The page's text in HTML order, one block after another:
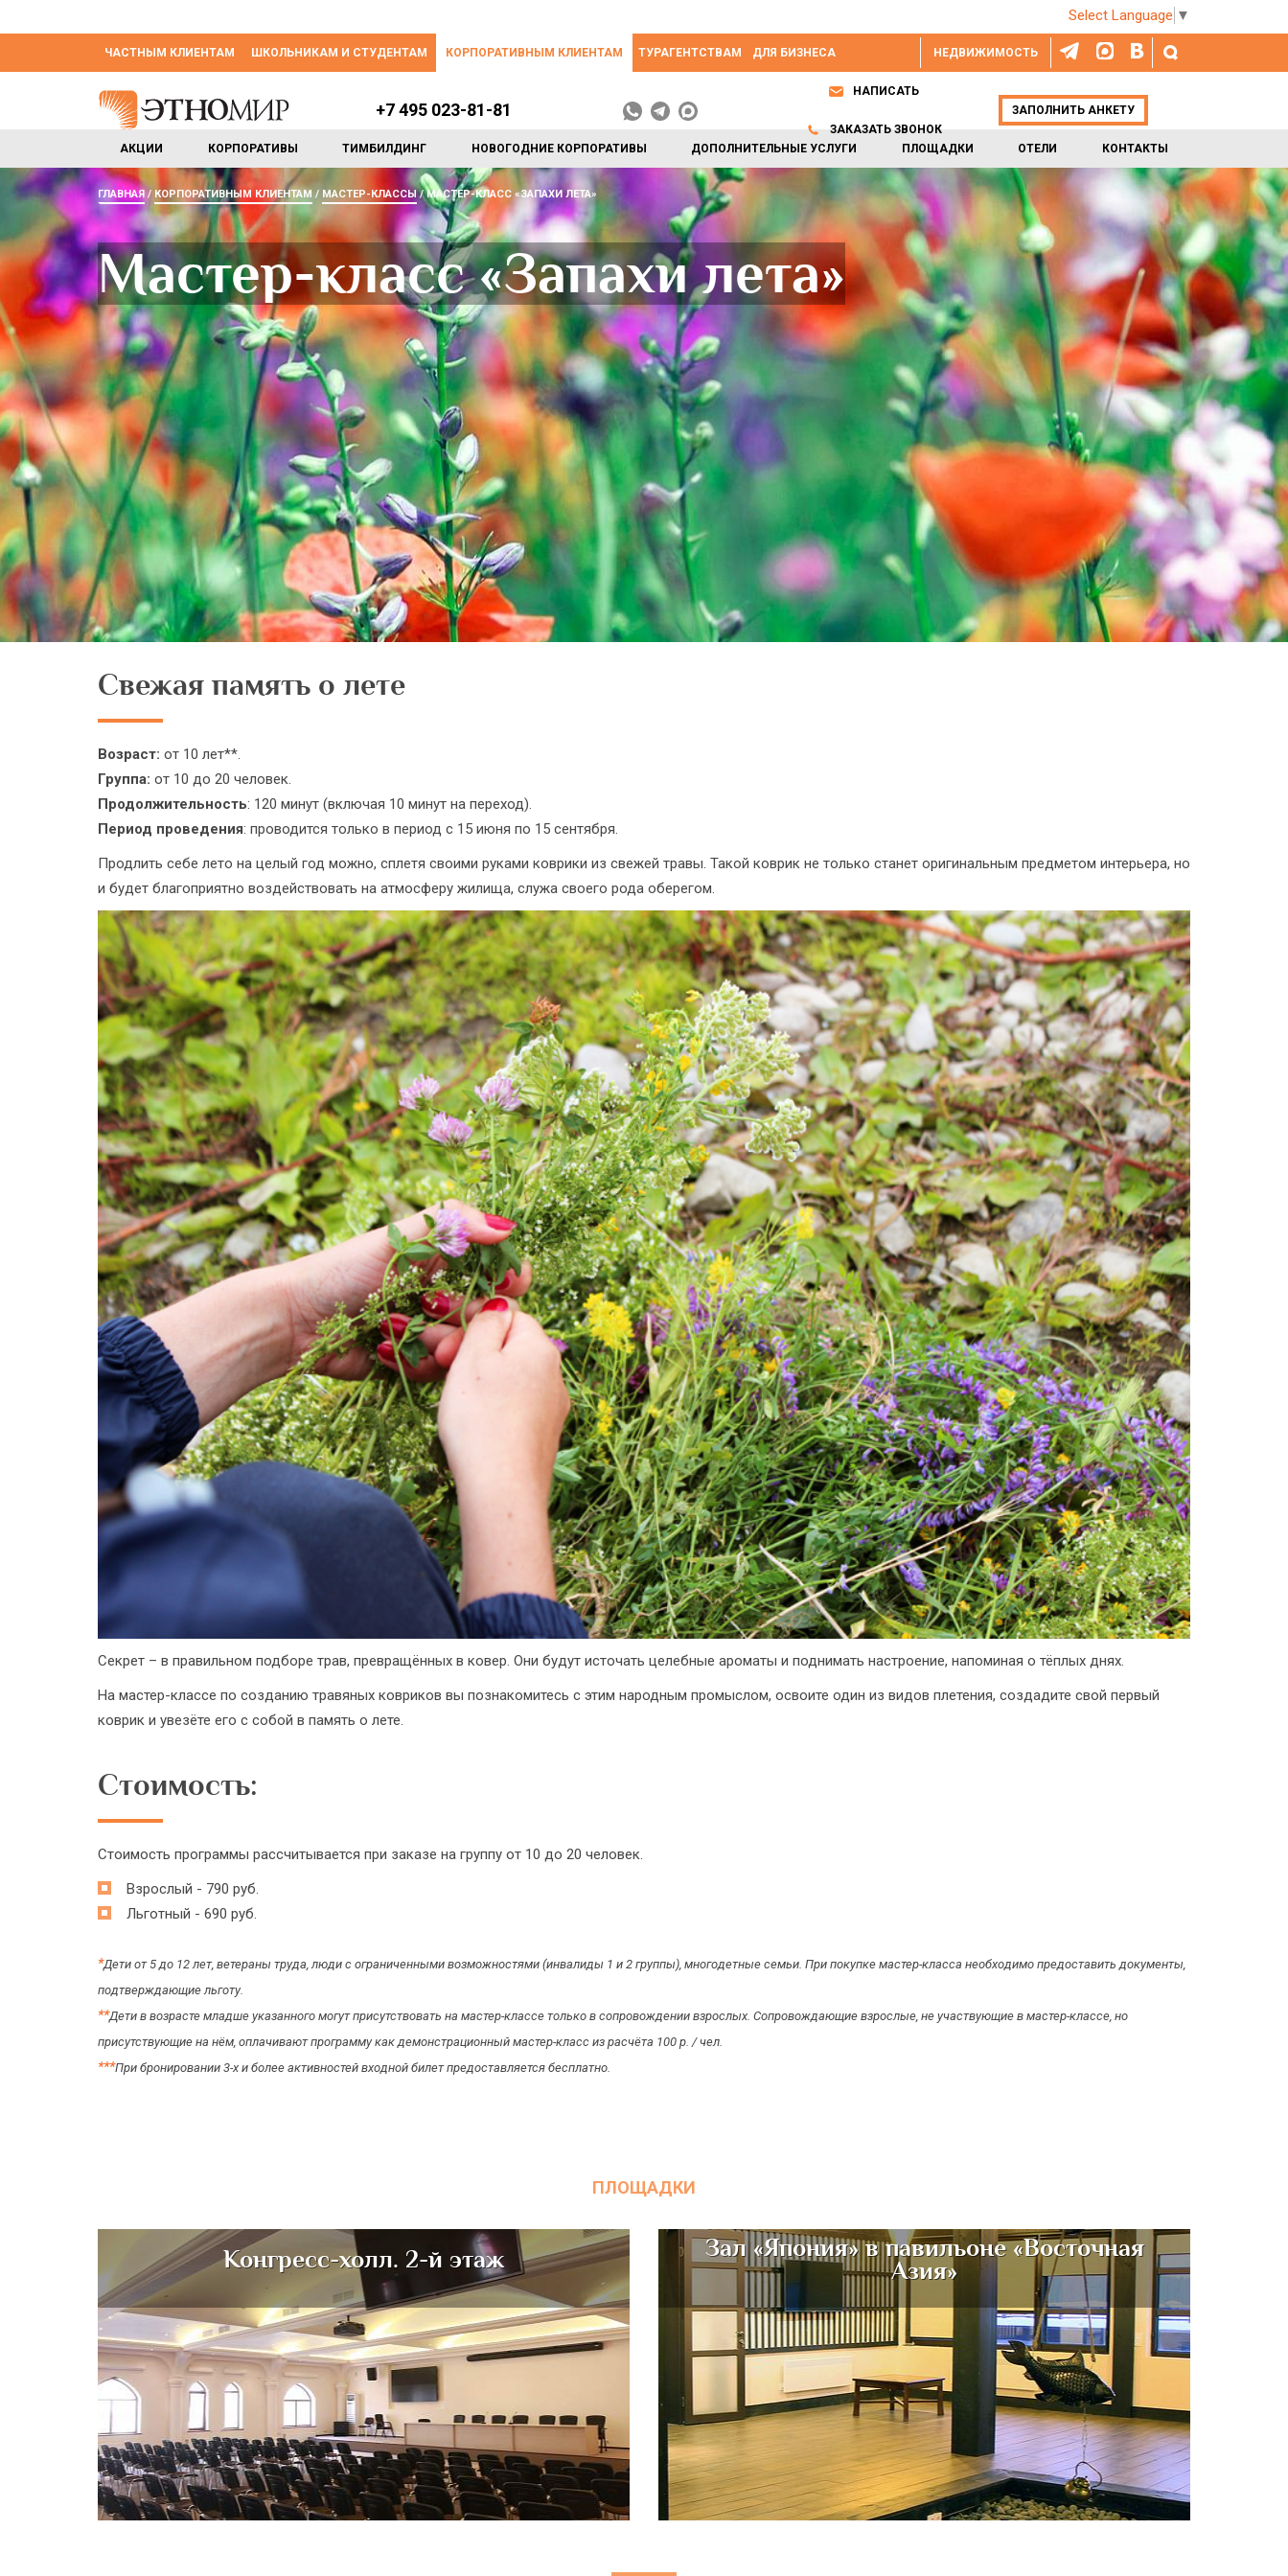
Select Language ▼
НЕДВИЖИМОСТЬ
ЧАСТНЫМ КЛИЕНТАМ ШКОЛЬНИКАМ И СТУДЕНТАМ КОРПОРАТИВНЫМ КЛИЕНТАМ ТУРАГЕНТСТВАМ ДЛЯ БИЗНЕСА
АКЦИИ КОРПОРАТИВЫ ТИМБИЛДИНГ НОВОГОДНИЕ КОРПОРАТИВЫ ДОПОЛНИТЕЛЬНЫЕ УСЛУГИ ПЛОЩАДКИ ОТЕЛИ КОНТАКТЫ
+7 495 023-81-81
НАПИСАТЬ
ЗАКАЗАТЬ ЗВОНОК
ЗАПОЛНИТЬ АНКЕТУ
ГЛАВНАЯ КОРПОРАТИВНЫМ КЛИЕНТАМ МАСТЕР-КЛАССЫ МАСТЕР-КЛАСС «ЗАПАХИ ЛЕТА»
Мастер-класс «Запахи лета»
Свежая память о лете
Возраст: от 10 лет**.
Группа: от 10 до 20 человек.
Продолжительность: 120 минут (включая 10 минут на переход).
Период проведения: проводится только в период с 15 июня по 15 сентября.
Продлить себе лето на целый год можно, сплетя своими руками коврики из свежей травы. Такой коврик не только станет оригинальным предметом интерьера, но
и будет благоприятно воздействовать на атмосферу жилища, служа своего рода оберегом.
Секрет – в правильном подборе трав, превращённых в ковер. Они будут источать целебные ароматы и поднимать настроение, напоминая о тёплых днях.
На мастер-классе по созданию травяных ковриков вы познакомитесь с этим народным промыслом, освоите один из видов плетения, создадите свой первый
коврик и увезёте его с собой в память о лете.
Стоимость:
Стоимость программы рассчитывается при заказе на группу от 10 до 20 человек.
Взрослый - 790 руб.
Льготный - 690 руб.
*Дети от 5 до 12 лет, ветераны труда, люди с ограниченными возможностями (инвалиды 1 и 2 группы), многодетные семьи. При покупке мастер-класса необходимо предоставить документы,
подтверждающие льготу.
**Дети в возрасте младше указанного могут присутствовать на мастер-классе только в сопровождении взрослых. Сопровождающие взрослые, не участвующие в мастер-классе, но
присутствующие на нём, оплачивают программу как демонстрационный мастер-класс из расчёта 100 р. / чел.
***При бронировании 3-х и более активностей входной билет предоставляется бесплатно.
ПЛОЩАДКИ
Конгресс-холл. 2-й этаж
Зал «Япония» в павильоне «Восточная
Азия»